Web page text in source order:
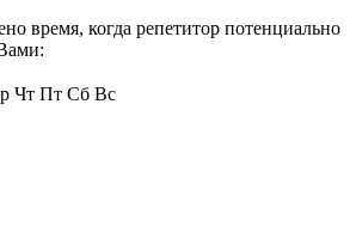
время, когда репетитор потенциально
Чт Пт Сб Вс